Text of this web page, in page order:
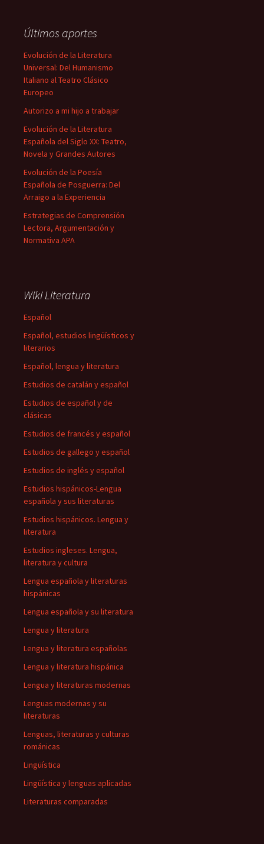
Últimos aportes
Evolución de la Literatura
Universal: Del Humanismo
Italiano al Teatro Clásico
Europeo
Autorizo a mi hijo a trabajar
Evolución de la Literatura
Española del Siglo XX: Teatro,
Novela y Grandes Autores
Evolución de la Poesía
Española de Posguerra: Del
Arraigo a la Experiencia
Estrategias de Comprensión
Lectora, Argumentación y
Normativa APA
Wiki Literatura
Español
Español, estudios lingüísticos y
literarios
Español, lengua y literatura
Estudios de catalán y español
Estudios de español y de
clásicas
Estudios de francés y español
Estudios de gallego y español
Estudios de inglés y español
Estudios hispánicos-Lengua
española y sus literaturas
Estudios hispánicos. Lengua y
literatura
Estudios ingleses. Lengua,
literatura y cultura
Lengua española y literaturas
hispánicas
Lengua española y su literatura
Lengua y literatura
Lengua y literatura españolas
Lengua y literatura hispánica
Lengua y literaturas modernas
Lenguas modernas y su
literaturas
Lenguas, literaturas y culturas
románicas
Lingüística
Lingüística y lenguas aplicadas
Literaturas comparadas